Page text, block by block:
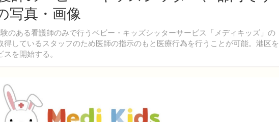
写真・画像
のある看護師のみで行うベビー・キッズシッターサービス「メディキッズ」の
しているスタッフのため医師の指示のもと医療行為を行うことが可能。港区を
を開始する。